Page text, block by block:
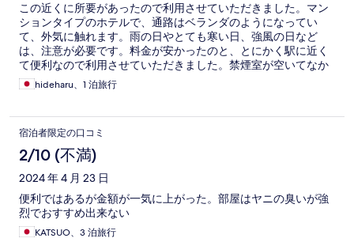
この近くに所要があったので利用させていただきました。マン
ションタイプのホテルで、通路はベランダのようになってい
て、外気に触れます。雨の日やとても寒い日、強風の日など
は、注意が必要です。料金が安かったのと、とにかく駅に近く
て便利なので利用させていただきました。禁煙室が空いてなか
ったので、仕方なく喫煙ルームにしたのですが、かなり匂いは
きつかったので、苦手な方はたいへんだと思います。駅から近
ます。
hideharu、1 泊旅行
宿泊者限定の口コミ
2/10 (不満)
2024 年 4 月 23 日
便利ではあるが金額が一気に上がった。部屋はヤニの臭いが強
烈でおすすめ出来ない
KATSUO、3 泊旅行